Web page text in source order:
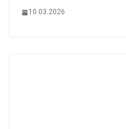
10.03.2026